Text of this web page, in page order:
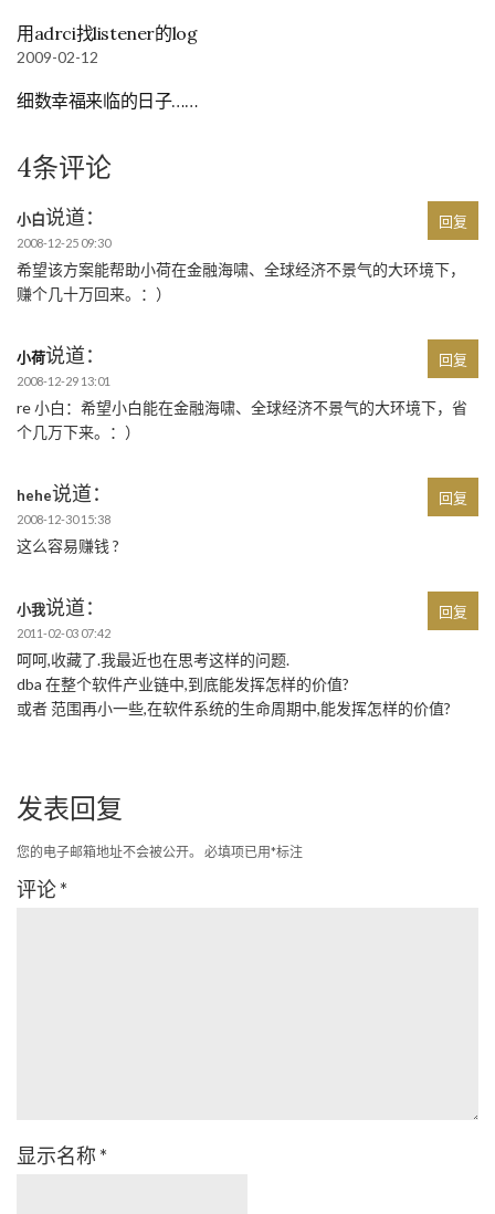
用adrci找listener的log
2009-02-12
细数幸福来临的日子……
4条评论
小白说道：
2008-12-25 09:30
希望该方案能帮助小荷在金融海啸、全球经济不景气的大环境下，
赚个几十万回来。：）
回复
小荷说道：
2008-12-29 13:01
re 小白：希望小白能在金融海啸、全球经济不景气的大环境下，省
个几万下来。：）
回复
hehe说道：
2008-12-30 15:38
这么容易赚钱 ?
回复
小我说道：
2011-02-03 07:42
呵呵,收藏了.我最近也在思考这样的问题.
dba 在整个软件产业链中,到底能发挥怎样的价值?
或者 范围再小一些,在软件系统的生命周期中,能发挥怎样的价值?
回复
发表回复
您的电子邮箱地址不会被公开。 必填项已用*标注
评论*
显示名称 *